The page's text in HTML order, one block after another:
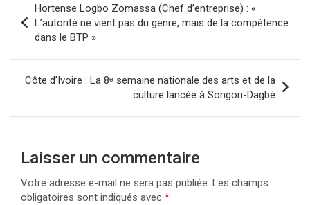
de
l’article
Hortense Logbo Zomassa (Chef d’entreprise) : «
L’autorité ne vient pas du genre, mais de la compétence
dans le BTP »
Côte d’Ivoire : La 8ᵉ semaine nationale des arts et de la
culture lancée à Songon-Dagbé
Laisser un commentaire
Votre adresse e-mail ne sera pas publiée. Les champs
obligatoires sont indiqués avec *